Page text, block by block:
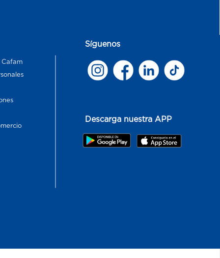
Cafam
Síguenos
Descarga nuestra APP